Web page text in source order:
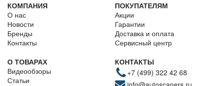
КОМПАНИЯ
О нас
Новости
Бренды
Контакты
ПОКУПАТЕЛЯМ
Акции
Гарантии
Доставка и оплата
Сервисный центр
О ТОВАРАХ
Видеообзоры
Статьи
КОНТАКТЫ
+7 (499) 322 42 68